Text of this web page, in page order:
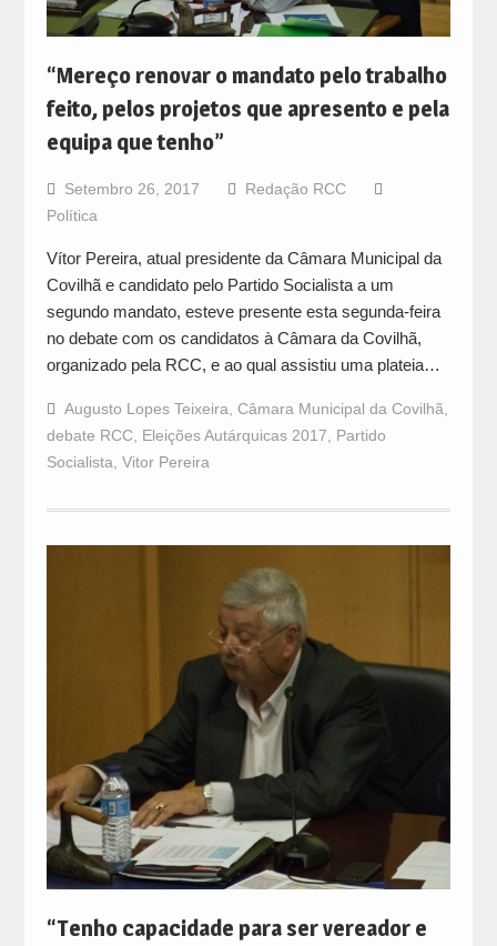
“Mereço renovar o mandato pelo trabalho
feito, pelos projetos que apresento e pela
equipa que tenho”
Setembro 26, 2017
Redação RCC
Política
Vítor Pereira, atual presidente da Câmara Municipal da
Covilhã e candidato pelo Partido Socialista a um
segundo mandato, esteve presente esta segunda-feira
no debate com os candidatos à Câmara da Covilhã,
organizado pela RCC, e ao qual assistiu uma plateia…
Augusto Lopes Teixeira, Câmara Municipal da Covilhã,
debate RCC, Eleições Autárquicas 2017, Partido
Socialista, Vitor Pereira
“Tenho capacidade para ser vereador e